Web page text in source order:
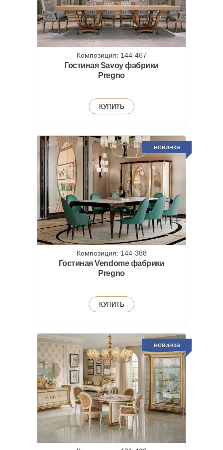
Композиция: 144-467
Гостиная Savoy фабрики
Pregno
КУПИТЬ
новинка
Композиция: 144-388
Гостиная Vendome фабрики
Pregno
КУПИТЬ
новинка